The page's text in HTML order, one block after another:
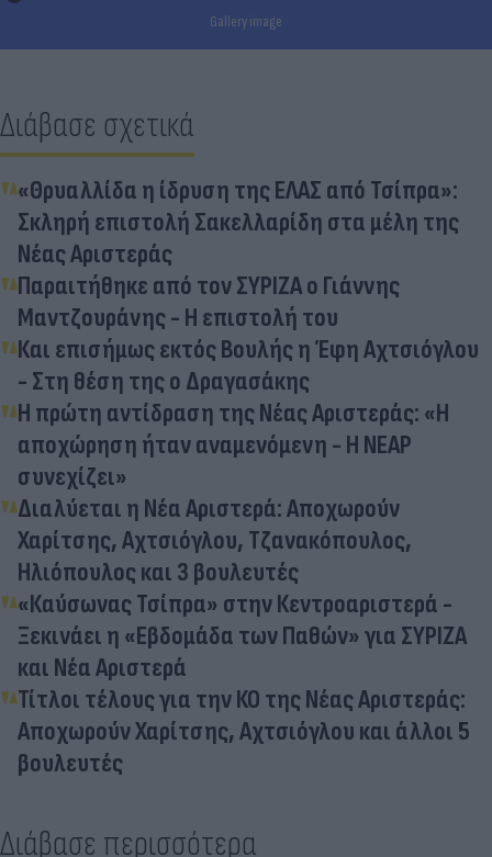
Gallery image
Διάβασε σχετικά
«Θρυαλλίδα η ίδρυση της ΕΛΑΣ από Τσίπρα»:
Σκληρή επιστολή Σακελλαρίδη στα μέλη της
Νέας Αριστεράς
Παραιτήθηκε από τον ΣΥΡΙΖΑ ο Γιάννης
Μαντζουράνης - Η επιστολή του
Και επισήμως εκτός Βουλής η Έφη Αχτσιόγλου
- Στη θέση της ο Δραγασάκης
Η πρώτη αντίδραση της Νέας Αριστεράς: «Η
αποχώρηση ήταν αναμενόμενη - Η ΝΕΑΡ
συνεχίζει»
Διαλύεται η Νέα Αριστερά: Αποχωρούν
Χαρίτσης, Αχτσιόγλου, Τζανακόπουλος,
Ηλιόπουλος και 3 βουλευτές
«Καύσωνας Τσίπρα» στην Κεντροαριστερά -
Ξεκινάει η «Εβδομάδα των Παθών» για ΣΥΡΙΖΑ
και Νέα Αριστερά
Τίτλοι τέλους για την ΚΟ της Νέας Αριστεράς:
Αποχωρούν Χαρίτσης, Αχτσιόγλου και άλλοι 5
βουλευτές
Διάβασε περισσότερα